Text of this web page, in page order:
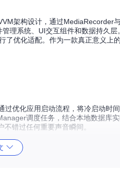
架构设计，通过MediaRecorder
理系统、UI交互组件和数据持久
优化适配。作为一款真正意义上
优化应用启动流程，将冷启动时
调度任务，结合本地数据库
错过任何重要声音瞬间。
编码的M4A格式提供高压缩比
化。通过封装MediaRecorder API